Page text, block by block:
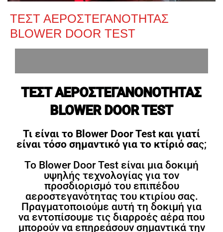
ΤΕΣΤ ΑΕΡΟΣΤΕΓΑΝΟΤΗΤΑΣ
BLOWER DOOR TEST
ΤΕΣΤ ΑΕΡΟΣΤΕΓΑΝΟΝΟΤΗΤΑΣ
BLOWER DOOR TEST
Τι είναι το Blower Door Test και γιατί
είναι τόσο σημαντικό για το κτίριό σας;
Το Blower Door Test είναι μια δοκιμή
υψηλής τεχνολογίας για τον
προσδιορισμό του επιπέδου
αεροστεγανότητας του κτιρίου σας.
Πραγματοποιούμε αυτή τη δοκιμή για
να εντοπίσουμε τις διαρροές αέρα που
μπορούν να επηρεάσουν σημαντικά την